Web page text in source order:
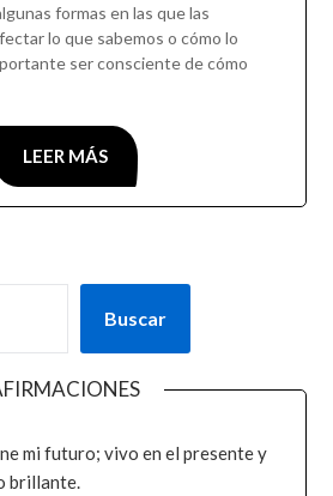
formas en las que las
lo que sabemos o cómo lo
ser consciente de cómo
LEER MÁS
Buscar
mi futuro; vivo en el presente y
brillante.